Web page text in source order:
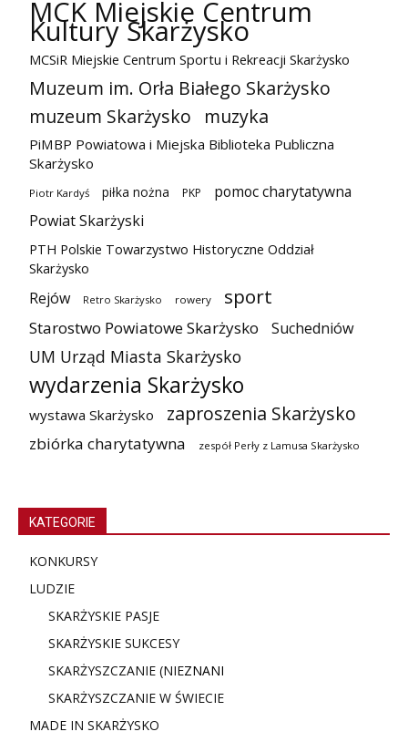
MCK Miejskie Centrum
Kultury Skarżysko
MCSiR Miejskie Centrum Sportu i Rekreacji Skarżysko
Muzeum im. Orła Białego Skarżysko
muzeum Skarżysko
muzyka
PiMBP Powiatowa i Miejska Biblioteka Publiczna
Skarżysko
Piotr Kardyś piłka nożna PKP
pomoc charytatywna
Powiat Skarżyski
PTH Polskie Towarzystwo Historyczne Oddział
Skarżysko
Rejów Retro Skarżysko rowery sport
Starostwo Powiatowe Skarżysko Suchedniów
UM Urząd Miasta Skarżysko
wydarzenia Skarżysko
wystawa Skarżysko zaproszenia Skarżysko
zbiórka charytatywna zespół Perły z Lamusa Skarżysko
KATEGORIE
KONKURSY
LUDZIE
SKARŻYSKIE PASJE
SKARŻYSKIE SUKCESY
SKARŻYSZCZANIE (NIEZNANI
SKARŻYSZCZANIE W ŚWIECIE
MADE IN SKARŻYSKO